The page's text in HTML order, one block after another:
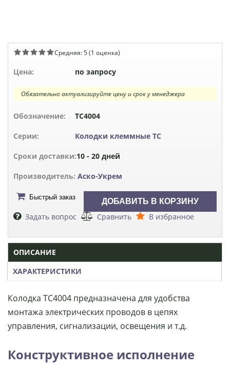
Средняя:5(1 оценка)
Цена: по запросу
Обязательно актуализируйте цену и срок у менеджера
Обозначение: ТС4004
Серии: Колодки клеммные ТС
Сроки доставки:10 - 20 дней
Производитель: Аско-Укрем
Быстрый заказ
Задать вопрос Сравнить В избранное
ОПИСАНИЕ
ХАРАКТЕРИСТИКИ
Колодка ТС4004 предназначена для удобства
монтажа электрических проводов в цепях
управления, сигнализации, освещения и т.д.
Конструктивное исполнение